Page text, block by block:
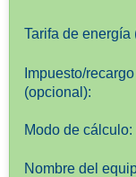
Tarifa de energía
Impuesto/
(opcional):
Modo de cálculo:
Nombre del